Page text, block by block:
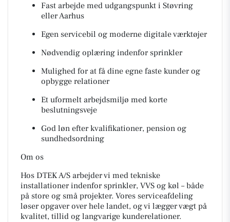
Fast arbejde med udgangspunkt i Støvring
eller Aarhus
Egen servicebil og moderne digitale værktøjer
Nødvendig oplæring indenfor sprinkler
Mulighed for at få dine egne faste kunder og
opbygge relationer
Et uformelt arbejdsmiljø med korte
beslutningsveje
God løn efter kvalifikationer, pension og
sundhedsordning
Om os
Hos DTEK A/S arbejder vi med tekniske
installationer indenfor sprinkler, VVS og køl – både
på store og små projekter. Vores serviceafdeling
løser opgaver over hele landet, og vi lægger vægt på
kvalitet, tillid og langvarige kunderelationer.